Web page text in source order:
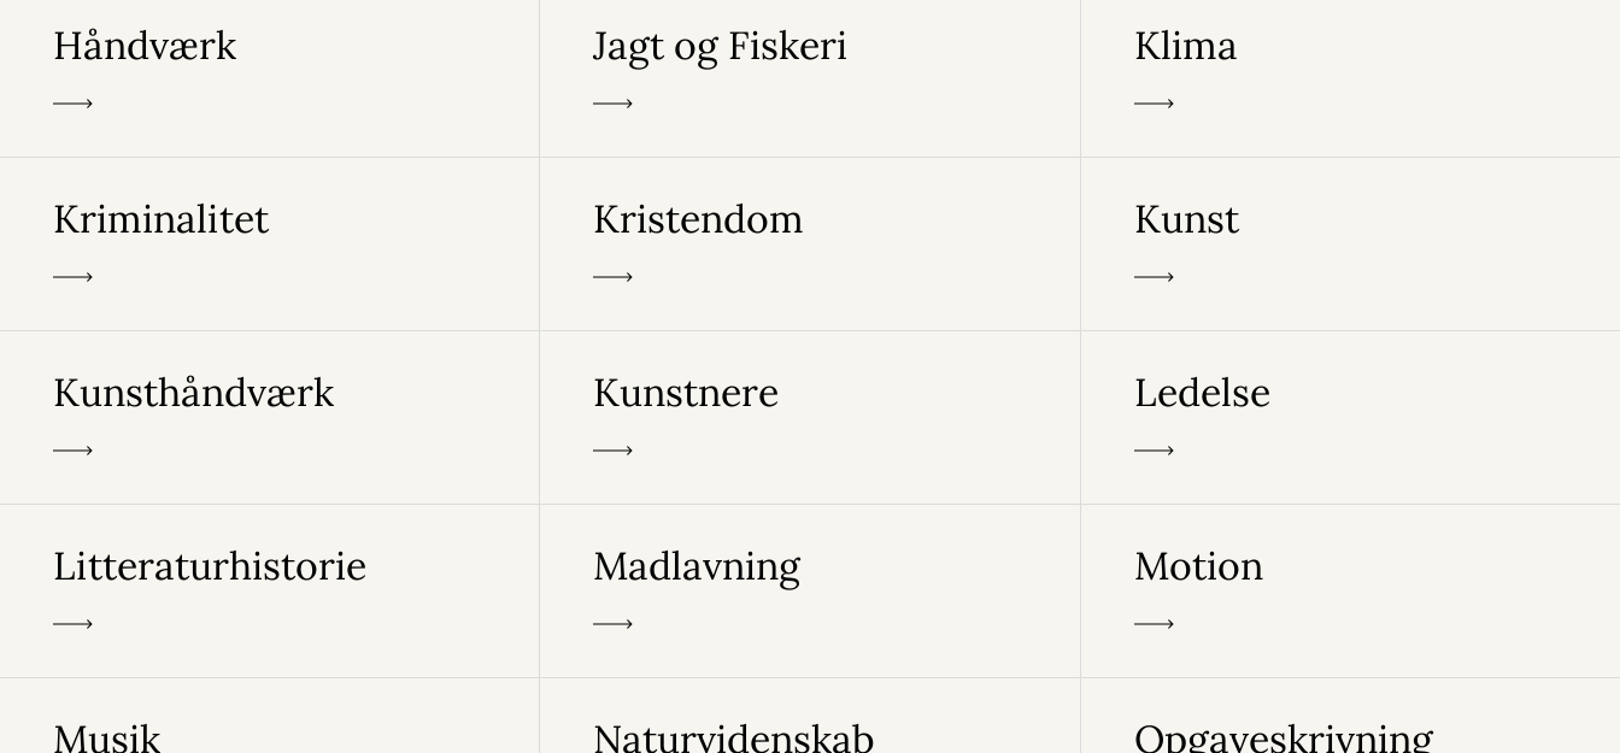
Håndværk Jagt og Fiskeri Klima
Kriminalitet Kristendom Kunst
Kunsthåndværk Kunstnere Ledelse
Litteraturhistorie Madlavning Motion
Musik Naturvidenskab Opgaveskrivning